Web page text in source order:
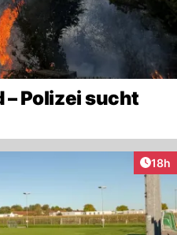
– Polizei sucht
18h